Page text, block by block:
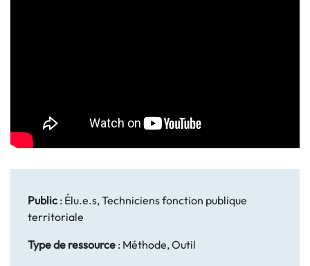
Public : Élu.e.s, Techniciens fonction publique
territoriale
Type de ressource : Méthode, Outil